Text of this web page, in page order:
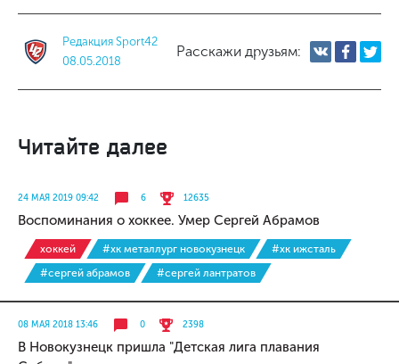
Редакция Sport42
08.05.2018
Расскажи друзьям:
Читайте далее
24 МАЯ 2019 09:42 6 12635
Воспоминания о хоккее. Умер Сергей Абрамов
хоккей #хк металлург новокузнецк
#хк ижсталь
#сергей абрамов
#сергей лантратов
08 МАЯ 2018 13:46 0 2398
В Новокузнецк пришла "Детская лига плавания